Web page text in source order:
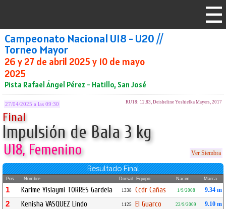
Campeonato Nacional U18 - U20 //
Torneo Mayor
26 y 27 de abril 2025 y 10 de mayo
2025
Pista Rafael Ángel Pérez - Hatillo, San José
27/04/2025 a las 09:30 RU18: 12.83, Deisheline Yoshielka Mayers, 2017
Final
Impulsión de Bala 3 kg
U18, Femenino Ver Siembra
Resultado Final
Pos Nombre Dorsal Equipo Nacim. Marca
1 Karime Yislaymi TORRES Gardela 1338 Ccdr Cañas 1/9/2008 9.34 m
2 Kenisha VASQUEZ Lindo 1125 El Guarco 22/9/2009 9.10 m